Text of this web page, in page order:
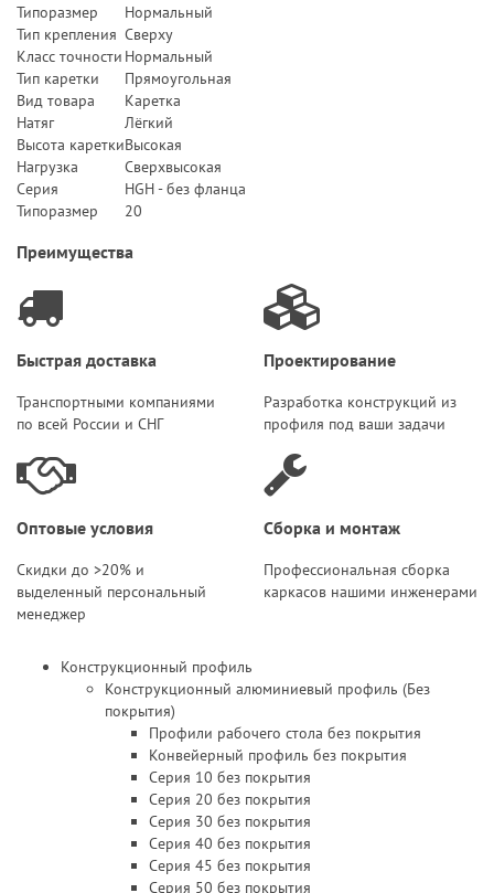
Типоразмер
Нормальный
Тип крепления Сверху
Класс точности Нормальный
Тип каретки
Прямоугольная
Вид товара
Каретка
Натяг
Лёгкий
Высота кареткиВысокая
Нагрузка
Сверхвысокая
Серия
HGH - без фланца
Типоразмер
20
Преимущества
Быстрая доставка
Транспортными компаниями
по всей России и СНГ
Проектирование
Разработка конструкций из
профиля под ваши задачи
Оптовые условия
Скидки до >20% и
выделенный персональный
менеджер
Сборка и монтаж
Профессиональная сборка
каркасов нашими инженерами
Конструкционный профиль
Конструкционный алюминиевый профиль (Без
покрытия)
Профили рабочего стола без покрытия
Конвейерный профиль без покрытия
Серия 10 без покрытия
Серия 20 без покрытия
Серия 30 без покрытия
Серия 40 без покрытия
Серия 45 без покрытия
Серия 50 без покрытия